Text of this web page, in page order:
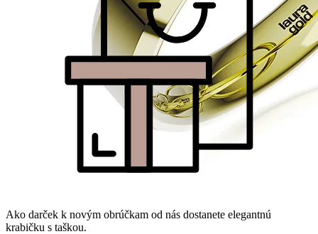
Ako darček k novým obrúčkam od nás dostanete elegantnú
krabičku s taškou.